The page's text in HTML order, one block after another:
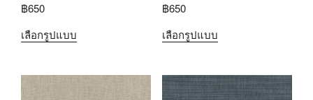
฿650
เลือกรูปแบบ
฿650
เลือกรูปแบบ